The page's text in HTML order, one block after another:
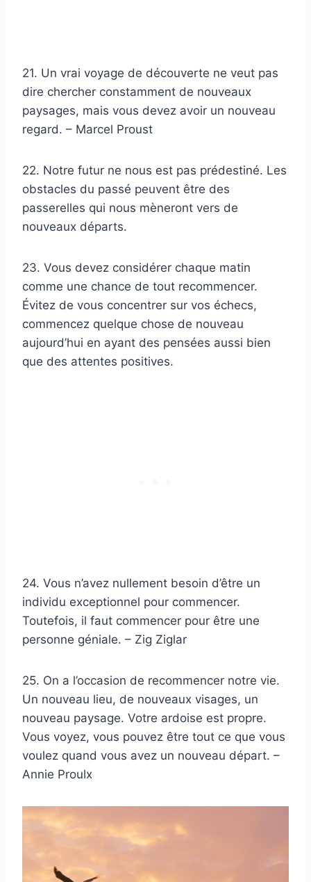
21. Un vrai voyage de découverte ne veut pas
dire chercher constamment de nouveaux
paysages, mais vous devez avoir un nouveau
regard. – Marcel Proust
22. Notre futur ne nous est pas prédestiné. Les
obstacles du passé peuvent être des
passerelles qui nous mèneront vers de
nouveaux départs.
23. Vous devez considérer chaque matin
comme une chance de tout recommencer.
Évitez de vous concentrer sur vos échecs,
commencez quelque chose de nouveau
aujourd’hui en ayant des pensées aussi bien
que des attentes positives.
24. Vous n’avez nullement besoin d’être un
individu exceptionnel pour commencer.
Toutefois, il faut commencer pour être une
personne géniale. – Zig Ziglar
25. On a l’occasion de recommencer notre vie.
Un nouveau lieu, de nouveaux visages, un
nouveau paysage. Votre ardoise est propre.
Vous voyez, vous pouvez être tout ce que vous
voulez quand vous avez un nouveau départ. –
Annie Proulx